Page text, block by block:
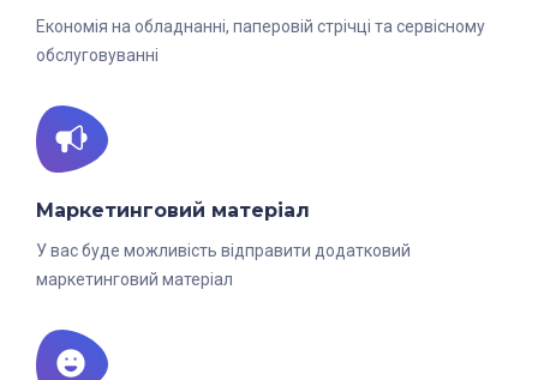
Економія на обладнанні, паперовій стрічці та сервісному
обслуговуванні
Маркетинговий матеріал
У вас буде можливість відправити додатковий
маркетинговий матеріал